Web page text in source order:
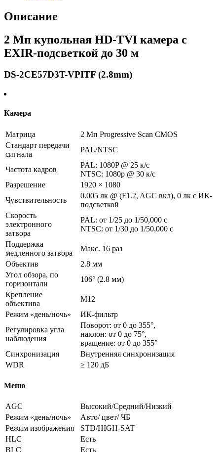
Описание
2 Мп купольная HD-TVI камера с
EXIR-подсветкой до 30 м
DS-2CE57D3T-VPITF (2.8mm)
Камера
Матрица
2 Мп Progressive Scan CMOS
Стандарт передачи
сигнала
PAL/NTSC
Частота кадров
PAL: 1080P @ 25 к/с
NTSC: 1080p @ 30 к/с
Разрешение
1920 × 1080
Чувствительность
0.005 лк @ (F1.2, AGC вкл), 0 лк с ИК-
подсветкой
Скорость
электронного
затвора
PAL: от 1/25 до 1/50,000 с
NTSC: от 1/30 до 1/50,000 с
Поддержка
медленного затвора
Макс. 16 раз
Объектив
2.8 мм
Угол обзора, по
горизонтали
106° (2.8 мм)
Крепление
объектива
M12
Режим «день/ночь»
ИК-фильтр
Регулировка угла
наблюдения
Поворот: от 0 до 355°,
наклон: от 0 до 75°,
вращение: от 0 до 355°
Синхронизация
Внутренняя синхронизация
WDR
≥ 120 дБ
Меню
AGC
Высокий/Средний/Низкий
Режим «день/ночь»
Авто/ цвет/ ЧБ
Режим изображения
STD/HIGH-SAT
HLC
Есть
BLC
Есть